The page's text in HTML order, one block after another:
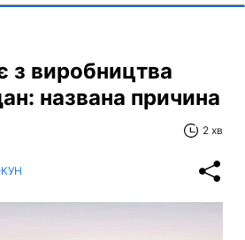
з виробництва
названа причина
2 хв